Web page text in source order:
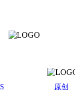
原创